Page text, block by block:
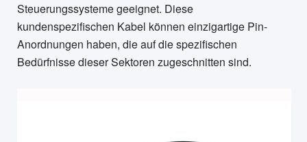
Steuerungssysteme geeignet. Diese
kundenspezifischen Kabel können einzigartige Pin-
Anordnungen haben, die auf die spezifischen
Bedürfnisse dieser Sektoren zugeschnitten sind.